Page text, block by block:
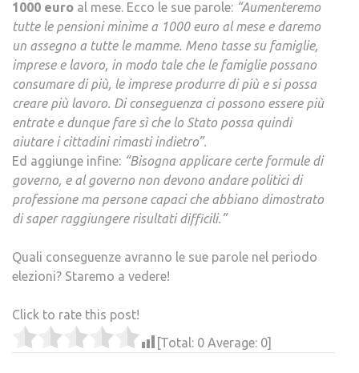
1000 euro al mese. Ecco le sue parole: “Aumenteremo
tutte le pensioni minime a 1000 euro al mese e daremo
un assegno a tutte le mamme. Meno tasse su famiglie,
imprese e lavoro, in modo tale che le famiglie possano
consumare di più, le imprese produrre di più e si possa
creare più lavoro. Di conseguenza ci possono essere più
entrate e dunque fare sì che lo Stato possa quindi
aiutare i cittadini rimasti indietro”.
Ed aggiunge infine: “Bisogna applicare certe formule di
governo, e al governo non devono andare politici di
professione ma persone capaci che abbiano dimostrato
di saper raggiungere risultati difficili.”
Quali conseguenze avranno le sue parole nel periodo
elezioni? Staremo a vedere!
Click to rate this post!
[Total: 0 Average: 0]